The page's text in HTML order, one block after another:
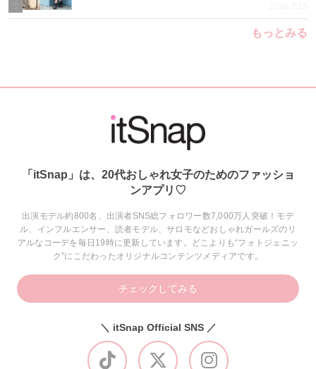
2026.7.15
もっとみる
「itSnap」は、20代おしゃれ女子のためのファッショ
ンアプリ♡
出演モデル約800名、出演者SNS総フォロワー数7,000万人突破！モデ
ル、インフルエンサー、読者モデル、サロモなどおしゃれガールズのリ
アルなコーデを毎日19時に更新しています。どこよりも“フォトジェニッ
ク”にこだわったオリジナルコンテンツメディアです。
チェックしてみる
＼ itSnap Official SNS ／